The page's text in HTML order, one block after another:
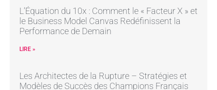
L’Équation du 10x : Comment le « Facteur X » et
le Business Model Canvas Redéfinissent la
Performance de Demain
LIRE »
Les Architectes de la Rupture – Stratégies et
Modèles de Succès des Champions Français